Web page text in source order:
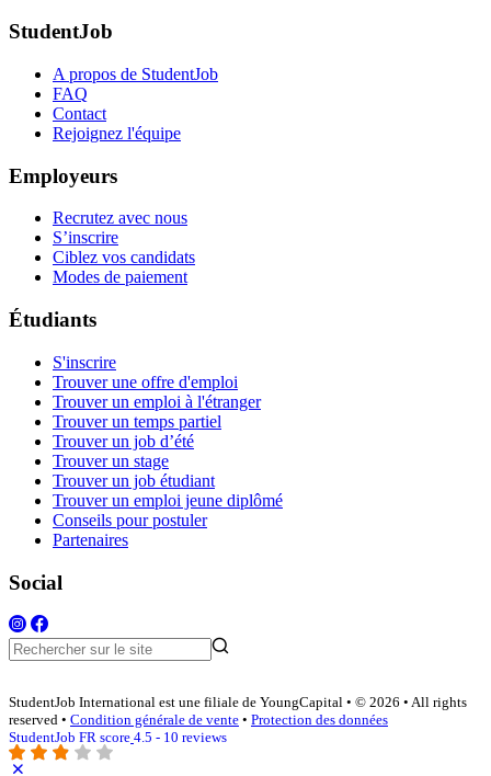
StudentJob
A propos de StudentJob
FAQ
Contact
Rejoignez l'équipe
Employeurs
Recrutez avec nous
S’inscrire
Ciblez vos candidats
Modes de paiement
Étudiants
S'inscrire
Trouver une offre d'emploi
Trouver un emploi à l'étranger
Trouver un temps partiel
Trouver un job d’été
Trouver un stage
Trouver un job étudiant
Trouver un emploi jeune diplômé
Conseils pour postuler
Partenaires
Social
StudentJob International est une filiale de YoungCapital • © 2026 • All rights
reserved • Condition générale de vente • Protection des données
StudentJob FR score 4.5 - 10 reviews